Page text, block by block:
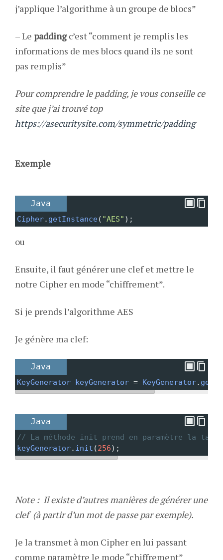
j’applique l’algorithme à un groupe de blocs”
– Le paddingc’est “comment je remplis les
informations de mes blocs quand ils ne sont
pas remplis”
Pour comprendre le padding, je vous conseille ce
site que j’ai trouvé top
https://asecuritysite.com/symmetric/padding
Exemple
Java
Cipher. getInstance( "AES" );
ou
Ensuite, il faut générer une clef et mettre le
notre Cipher en mode “chiffrement”.
Si je prends l’algorithme AES
Je génère ma clef:
Java
KeyGenerator keyGenerator = KeyGenerator.
Java
// La méthode init prend en paramètre la
keyGenerator. init (256);
Note : Il existe d’autres manières de générer une
clef (à partir d’un mot de passe par exemple).
Je la transmet à mon Cipher en lui passant
comme paramètre le mode “chiffrement”